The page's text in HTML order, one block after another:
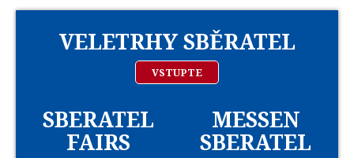
VELETRHY SBĚRATEL
VSTUPTE
SBERATEL
FAIRS
MESSEN
SBERATEL